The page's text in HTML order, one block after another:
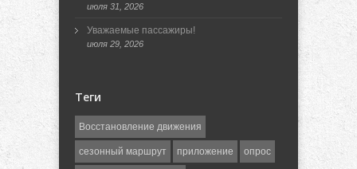
июля 31, 2026
Уважаемые пассажиры!
июля 29, 2026
Теги
Восстановление движения
сезонный маршрут приложение опрос